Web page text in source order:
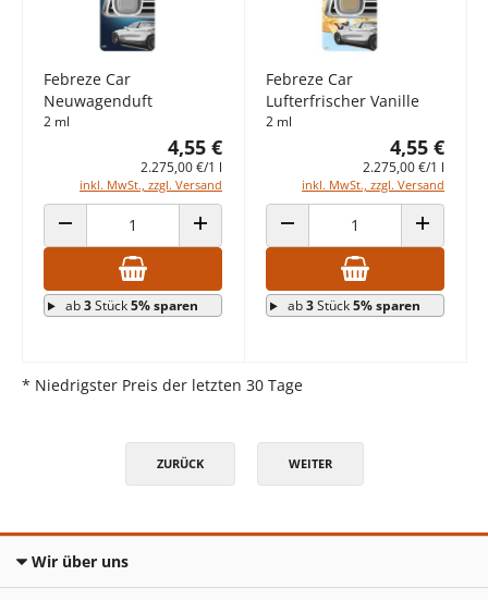
Febreze Car
Neuwagenduft
2 ml
4,55 €
2.275,00 €/1 l
inkl. MwSt., zzgl. Versand
ANZAHL VERRINGERN ANZAHL ERHÖHEN
ab3Stück5% sparen
Febreze Car
Lufterfrischer Vanille
2 ml
4,55 €
2.275,00 €/1 l
inkl. MwSt., zzgl. Versand
ANZAHL VERRINGERN ANZAHL
ab3Stück5% sparen
* Niedrigster Preis der letzten 30 Tage
ZURÜCK WEITER
Wir über uns